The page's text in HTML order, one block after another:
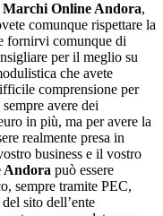
Marchi Online Andora,
comunque rispettare la
fornirvi comunque di
per il meglio su
che avete
comprensione per
avere dei
in più, ma per avere la
realmente presa in
business e il vostro
Andora può essere
sempre tramite PEC,
sito dell’ente